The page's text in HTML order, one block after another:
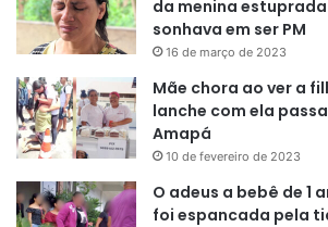
maneira que temos uma cidade
consequentemente mais segura” , afirma.
da menina
sonhava em ser PM
16 de março de 2023
Mãe chora ao ver a
lanche com ela
Amapá
10 de fevereiro de 2023
O adeus a bebê de 1
foi espancada pela